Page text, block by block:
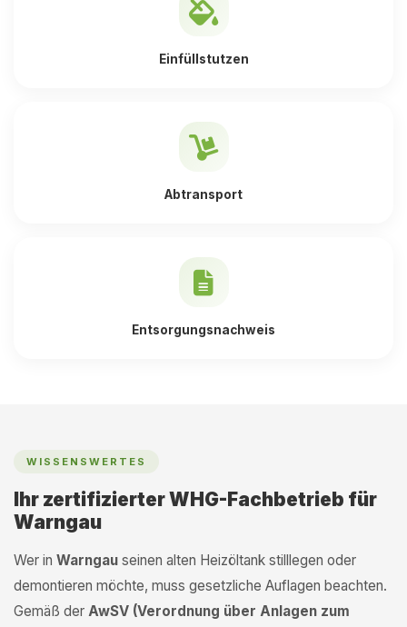
Einfüllstutzen
Abtransport
Entsorgungsnachweis
WISSENSWERTES
Ihr zertifizierter WHG-Fachbetrieb für
Warngau
Wer in Warngau seinen alten Heizöltank stilllegen oder
demontieren möchte, muss gesetzliche Auflagen beachten.
Gemäß der AwSV (Verordnung über Anlagen zum